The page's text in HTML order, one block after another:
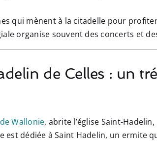
qui mènent à la citadelle pour
organise souvent des concerts et
de Celles : un
Wallonie, abrite l’église Saint-
est dédiée à Saint Hadelin, un ermite